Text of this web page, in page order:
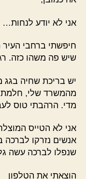
אני לא יודע לנחות…
חיפשתי ברחבי
שיש פה משהו כזה.
יש בריכת שחיה בגג
מהמשרד שלי,
מדי. הרהבתי טוס
אני לא הטייס
אנשים נזרקו
שנפלו לברכה עשה
הוצאתי את הטלפון